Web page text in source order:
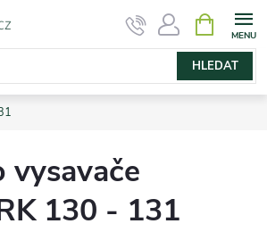
HLEDAT
NÁKUPNÍ
KOŠÍK
130 - 131